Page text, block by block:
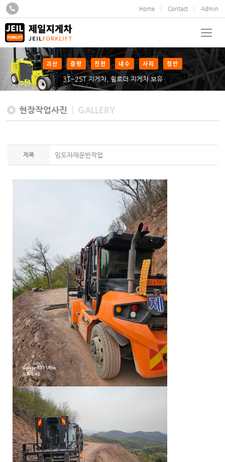
Home Contact Admin
괴산 증평 진천 내수 사리 청안
3T~25T 지게차, 휠로더 지게차 보유
현장작업사진 GALLERY
제목 임도자재운반작업